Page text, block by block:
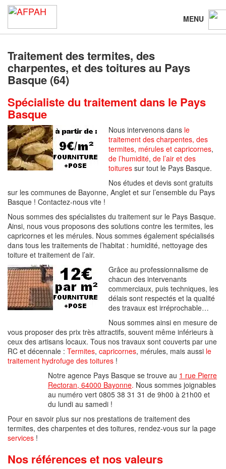
MENU
Traitement des termites, des
charpentes, et des toitures au Pays
Basque (64)
Spécialiste du traitement dans le Pays
Basque
Nous intervenons dans le
traitement des charpentes, des
termites, mérules et capricornes,
de l’humidité, de l’air et des
toitures sur tout le Pays Basque.
Nos études et devis sont gratuits
sur les communes de Bayonne, Anglet et sur l’ensemble du Pays
Basque ! Contactez-nous vite !
Nous sommes des spécialistes du traitement sur le Pays Basque.
Ainsi, nous vous proposons des solutions contre les termites, les
capricornes et les mérules. Nous sommes également spécialisés
dans tous les traitements de l’habitat : humidité, nettoyage des
toiture et traitement de l’air.
Grâce au professionnalisme de
chacun des intervenants
commerciaux, puis techniques, les
délais sont respectés et la qualité
des travaux est irréprochable…
Nous sommes ainsi en mesure de
vous proposer des prix très attractifs, souvent même inférieurs à
ceux des artisans locaux. Tous nos travaux sont couverts par une
RC et décennale : Termites, capricornes, mérules, mais aussi le
traitement hydrofuge des toitures !
Notre agence Pays Basque se trouve au 1 rue Pierre
Rectoran, 64000 Bayonne. Nous sommes joignables
au numéro vert 0805 38 31 31 de 9h00 à 21h00 et
du lundi au samedi !
Pour en savoir plus sur nos prestations de traitement des
termites, des charpentes et des toitures, rendez-vous sur la page
services !
Nos références et nos valeurs